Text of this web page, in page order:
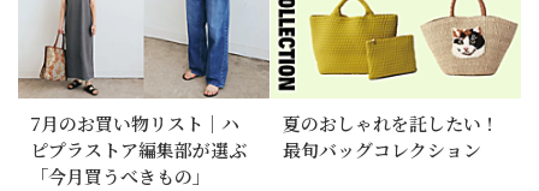
7月のお買い物リスト｜ハ
ピプラストア編集部が選ぶ
「今月買うべきもの」
夏のおしゃれを託したい！
最旬バッグコレクション